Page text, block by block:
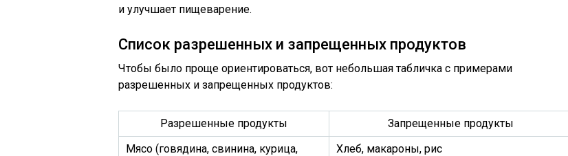
и улучшает пищеварение.
Список разрешенных и запрещенных продуктов
Чтобы было проще ориентироваться, вот небольшая табличка с примерами
разрешенных и запрещенных продуктов:
Разрешенные продукты
Запрещенные продукты
Мясо (говядина, свинина, курица,
Хлеб, макароны, рис